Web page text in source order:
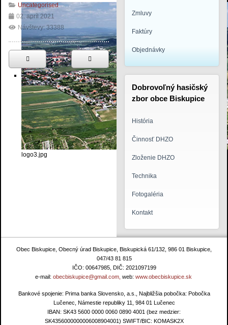
logo3.jpg
Uncategorised
02. apríl 2021
Návštevy: 33388
Zmluvy
Faktúry
Objednávky
Dobrovoľný hasičský
zbor obce Biskupice
História
Činnosť DHZO
Zloženie DHZO
Technika
Fotogaléria
Kontakt
Obec Biskupice, Obecný úrad Biskupice, Biskupická 61/132, 986 01 Biskupice,
047/43 81 815
IČO: 00647985, DIČ: 2021097199
e-mail: obecbiskupice@gmail.com, web: www.obecbiskupice.sk
Bankové spojenie: Prima banka Slovensko, a.s., Najbližšia pobočka: Pobočka
Lučenec, Námestie republiky 11, 984 01 Lučenec
IBAN: SK43 5600 0000 0060 0890 4001 (bez medzier:
SK4356000000006008904001) SWIFT/BIC: KOMASK2X